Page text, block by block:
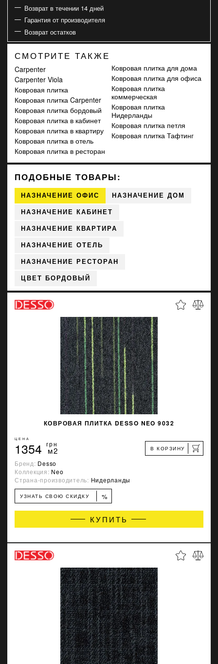
Возврат в течении 14 дней
Гарантия от производителя
Возврат остатков
СМОТРИТЕ ТАКЖЕ
Carpenter
Carpenter Viola
Ковровая плитка
Ковровая плитка Carpenter
Ковровая плитка бордовый
Ковровая плитка в кабинет
Ковровая плитка в квартиру
Ковровая плитка в отель
Ковровая плитка в ресторан
Ковровая плитка для дома
Ковровая плитка для офиса
Ковровая плитка
коммерческая
Ковровая плитка
Нидерланды
Ковровая плитка петля
Ковровая плитка Тафтинг
ПОДОБНЫЕ ТОВАРЫ:
НАЗНАЧЕНИЕ ОФИС НАЗНАЧЕНИЕ ДОМ
НАЗНАЧЕНИЕ КАБИНЕТ
НАЗНАЧЕНИЕ КВАРТИРА
НАЗНАЧЕНИЕ ОТЕЛЬ
НАЗНАЧЕНИЕ РЕСТОРАН
ЦВЕТ БОРДОВЫЙ
КОВРОВАЯ ПЛИТКА DESSO NEO 9032
ЦЕНА
1354 грн
м2 В КОРЗИНУ
Бренд: Desso
Коллекция: Neo
Страна-производитель: Нидерланды
УЗНАТЬ СВОЮ СКИДКУ %
КУПИТЬ